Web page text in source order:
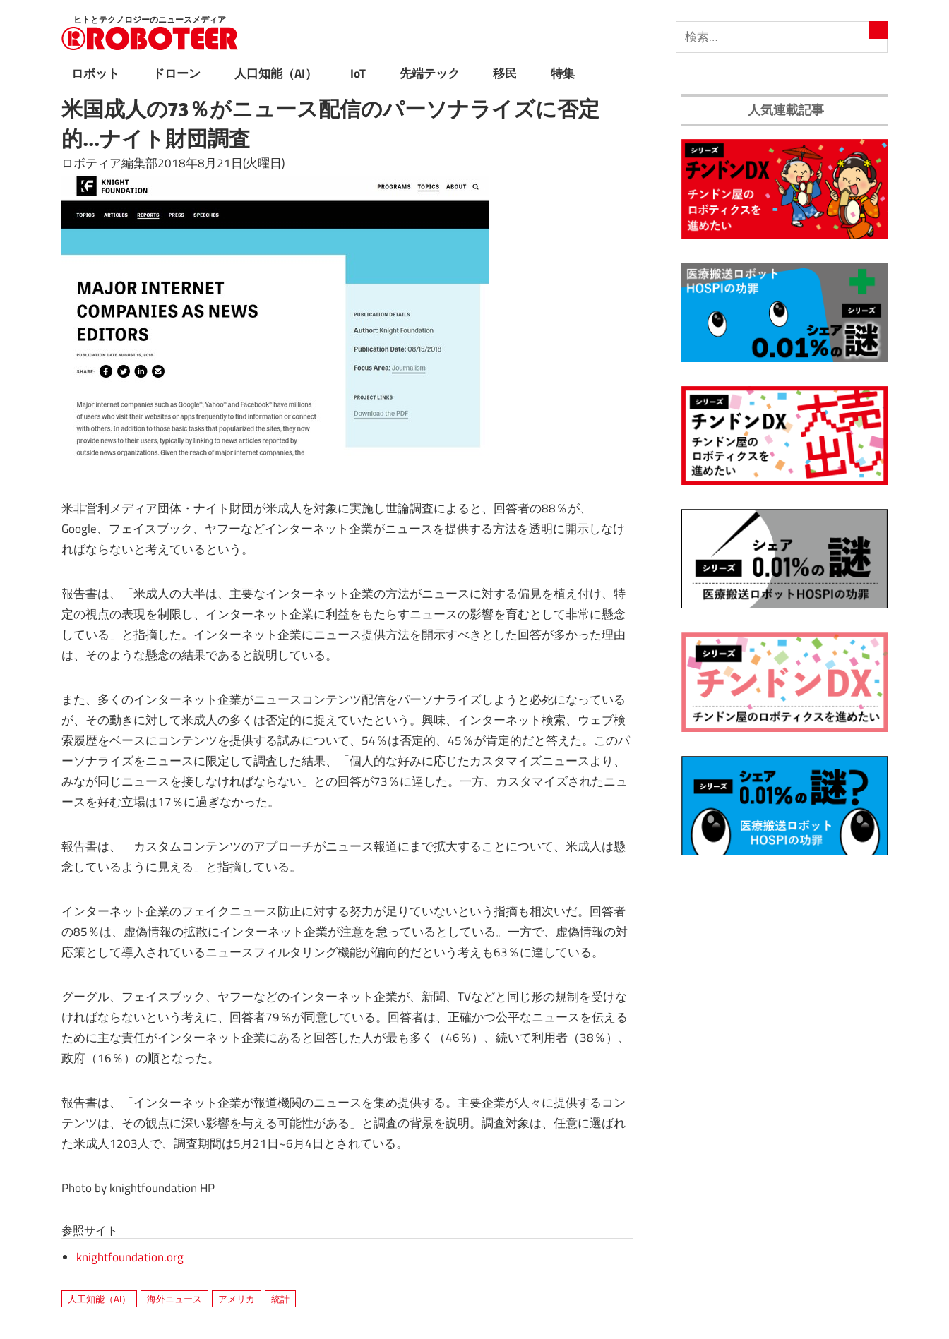
ン
テ
へ
ス
キ
ッ
ヒトとテクノロジーのニュースメディア
ロボット ドローン 人口知能（AI） IoT 先端テック 移民 特集
米国成人の73％がニュース配信のパーソナライズに否定
的...ナイト財団調査
ロボティア編集部2018年8月21日(火曜日)
米非営利メディア団体・ナイト財団が米成人を対象に実施し世論調査によると、回答者の88％が、
Google、フェイスブック、ヤフーなどインターネット企業がニュースを提供する方法を透明に開示しなけ
ればならないと考えているという。
報告書は、「米成人の大半は、主要なインターネット企業の方法がニュースに対する偏見を植え付け、特
定の視点の表現を制限し、インターネット企業に利益をもたらすニュースの影響を育むとして非常に懸念
している」と指摘した。インターネット企業にニュース提供方法を開示すべきとした回答が多かった理由
は、そのような懸念の結果であると説明している。
また、多くのインターネット企業がニュースコンテンツ配信をパーソナライズしようと必死になっている
が、その動きに対して米成人の多くは否定的に捉えていたという。興味、インターネット検索、ウェブ検
索履歴をベースにコンテンツを提供する試みについて、54％は否定的、45％が肯定的だと答えた。このパ
ーソナライズをニュースに限定して調査した結果、「個人的な好みに応じたカスタマイズニュースより、
みなが同じニュースを接しなければならない」との回答が73％に達した。一方、カスタマイズされたニュ
ースを好む立場は17％に過ぎなかった。
報告書は、「カスタムコンテンツのアプローチがニュース報道にまで拡大することについて、米成人は懸
念しているように見える」と指摘している。
インターネット企業のフェイクニュース防止に対する努力が足りていないという指摘も相次いだ。回答者
の85％は、虚偽情報の拡散にインターネット企業が注意を怠っているとしている。一方で、虚偽情報の対
応策として導入されているニュースフィルタリング機能が偏向的だという考えも63％に達している。
グーグル、フェイスブック、ヤフーなどのインターネット企業が、新聞、TVなどと同じ形の規制を受けな
ければならないという考えに、回答者79％が同意している。回答者は、正確かつ公平なニュースを伝える
ために主な責任がインターネット企業にあると回答した人が最も多く（46％）、続いて利用者（38％）、
政府（16％）の順となった。
報告書は、「インターネット企業が報道機関のニュースを集め提供する。主要企業が人々に提供するコン
テンツは、その観点に深い影響を与える可能性がある」と調査の背景を説明。調査対象は、任意に選ばれ
た米成人1203人で、調査期間は5月21日~6月4日とされている。
Photo by knightfoundation HP
参照サイト
knightfoundation.org
人工知能（AI） 海外ニュース アメリカ 統計
人気連載記事